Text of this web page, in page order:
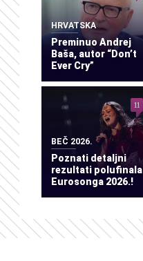
HRVATSKA
Preminuo Andrej
Baša, autor “Don’t
Ever Cry”
BEČ 2026.
Poznati detaljni
rezultati polufinala
Eurosonga 2026.!
11